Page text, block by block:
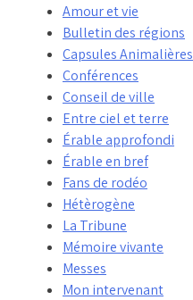
Amour et vie
Bulletin des régions
Capsules Animalières
Conférences
Conseil de ville
Entre ciel et terre
Érable approfondi
Érable en bref
Fans de rodéo
Hétèrogène
La Tribune
Mémoire vivante
Messes
Mon intervenant